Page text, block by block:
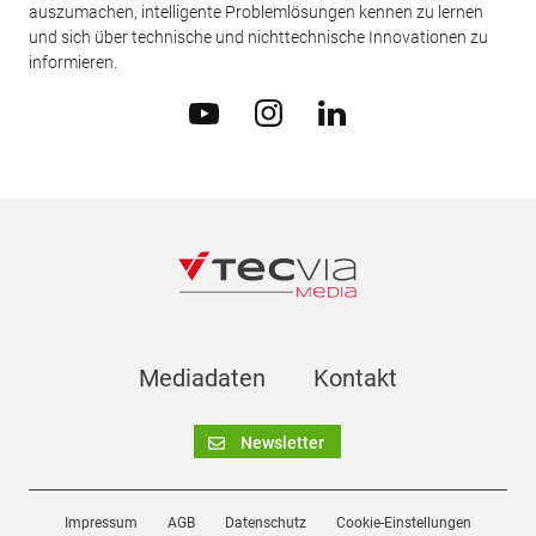
auszumachen, intelligente Problemlösungen kennen zu lernen
und sich über technische und nichttechnische Innovationen zu
informieren.
Mediadaten Kontakt
Newsletter
Impressum AGB Datenschutz Cookie-Einstellungen